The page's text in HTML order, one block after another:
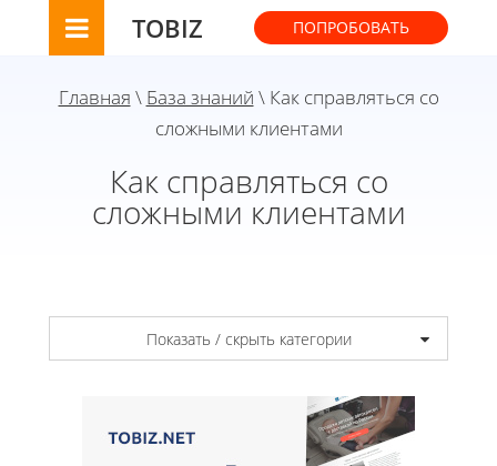
TOBIZ ПОПРОБОВАТЬ
Главная \ База знаний \ Как справляться со
сложными клиентами
Как справляться со
сложными клиентами
Показать / скрыть категории